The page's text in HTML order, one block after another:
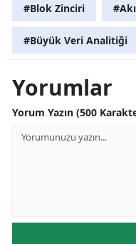
#Blok Zinciri
#Büyük Veri Analitiği
Yorumlar
Yorum Yazın (500